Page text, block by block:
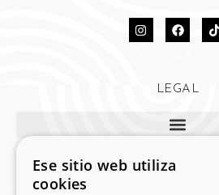
LEGAL
Ese sitio web utiliza
cookies